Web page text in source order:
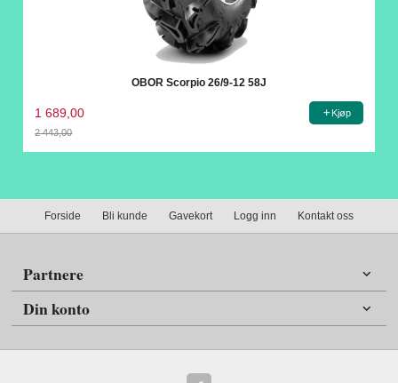
OBOR Scorpio 26/9-12 58J
1 689,00
2 443,00
Kjøp
Forside Bli kunde Gavekort Logg inn Kontakt oss
Partnere
Din konto